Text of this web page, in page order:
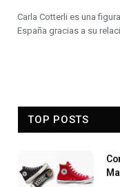
Carla Cotterli es una
España gracias a su
TOP POSTS